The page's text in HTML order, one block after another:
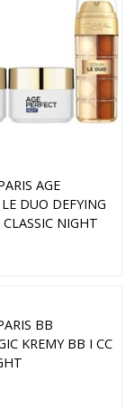
AGE
DUO DEFYING
NIGHT
BB
KREMY BB I CC